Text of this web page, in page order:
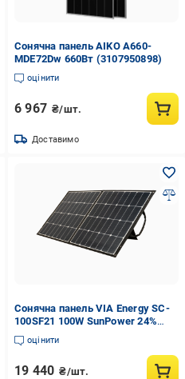
Сонячна панель AIKO A660-
MDE72Dw 660Вт (3107950898)
оцінити
6 967 ₴/шт.
Доставимо
Сонячна панель VIA Energy SC-
100SF21 100W SunPower 24%
MC4 ETFE (99-00012374)
оцінити
19 440 ₴/шт.